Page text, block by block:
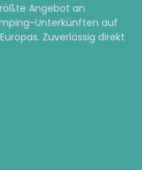
Angebot an
Unterkünften auf
Zuverlässig direkt